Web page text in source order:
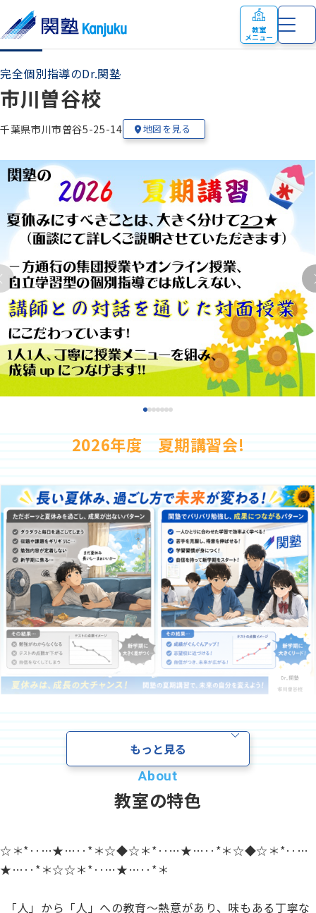
教室
メニュー
中学生の個別指導・少人数制指導
高校生の個別指導
完全個別指導 Dr. 関塾
少人数制指導 関塾
お知らせ
関塾コラム
お気軽にお問い合わせください！
無料体験授業
資料請求
0120-86-3154
受付時間7:00〜24:00(年中無休)
教室の特色 お知らせ
塾生の在籍校
講師紹介 合格実績
よくあるご質問
お気軽にお問い合わせください！
無料体験授業
資料請求
お電話でのご相談はこちら
047-318-5119
受付時間平日⇒15:00～22:00、土⇒13:40～22:00
完全個別指導のDr.関塾
市川曽谷校
千葉県市川市曽谷5-25-14 地図を見る
2026年度 夏期講習会!
そこのあなた！！
夏休みは遊んでしまう自信がある(笑)、
そこのあなた！！
受けてみて下さい。
もっと見る
教室の特色
☆＊*‥…★…‥*＊☆◆☆＊*‥…★…‥*＊☆◆☆＊*‥…
★…‥*＊☆☆＊*‥…★…‥*＊
「人」から「人」への教育～熱意があり、味もある丁寧な